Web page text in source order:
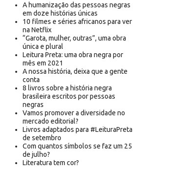
A humanização das pessoas negras
em doze histórias únicas
10 filmes e séries africanos para ver
na Netflix
“Garota, mulher, outras”, uma obra
única e plural
Leitura Preta: uma obra negra por
mês em 2021
A nossa história, deixa que a gente
conta
8 livros sobre a história negra
brasileira escritos por pessoas
negras
Vamos promover a diversidade no
mercado editorial?
Livros adaptados para #LeituraPreta
de setembro
Com quantos símbolos se faz um 25
de julho?
Literatura tem cor?